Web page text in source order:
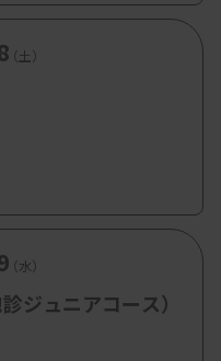
（土）
（水）
ジュニアコース）